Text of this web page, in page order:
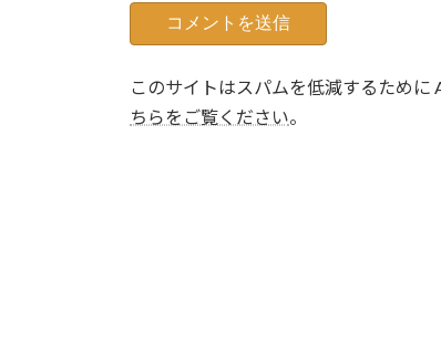
このサイトはスパムを低減するために
ちらをご覧ください。